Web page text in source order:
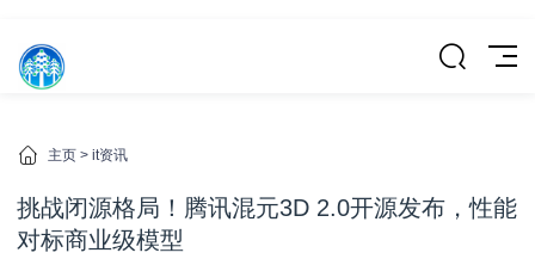
主页 > it资讯
挑战闭源格局！腾讯混元3D 2.0开源发布，性能
对标商业级模型